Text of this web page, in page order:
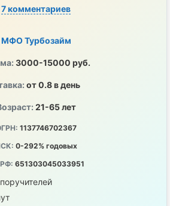
7 комментариев
МФО Турбозайм
3000-15000 руб.
от 0.8 в день
21-65 лет
1137746702367
0-292% годовых
651303045033951